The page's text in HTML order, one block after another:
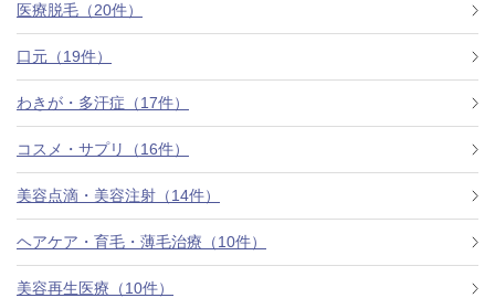
お悩みで探す
医師紹介
アクセス
西梅田から徒歩2分
ついて
医療脱毛（20件）
口元（19件）
わきが・多汗症（17件）
コスメ・サプリ（16件）
美容点滴・美容注射（14件）
ヘアケア・育毛・薄毛治療（10件）
美容再生医療（10件）